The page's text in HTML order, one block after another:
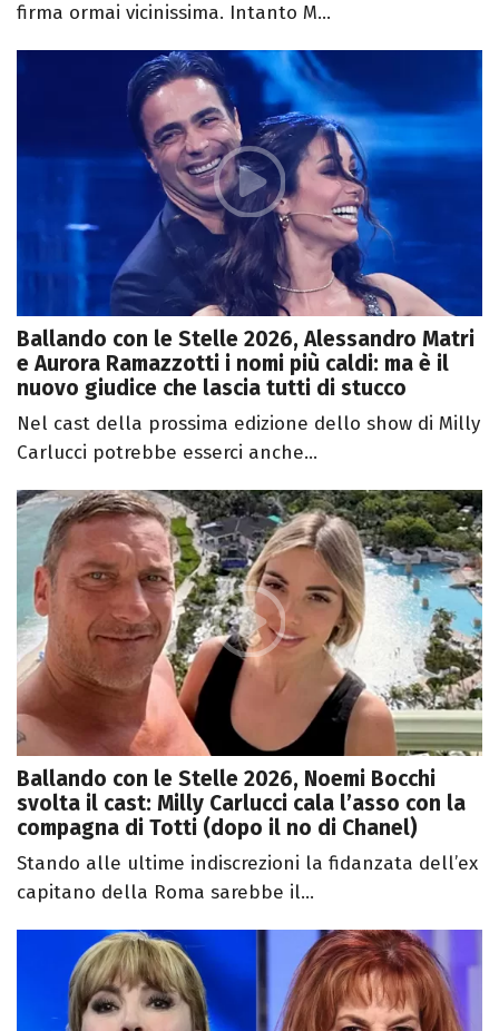
firma ormai vicinissima. Intanto M...
Ballando con le Stelle 2026, Alessandro Matri
e Aurora Ramazzotti i nomi più caldi: ma è il
nuovo giudice che lascia tutti di stucco
Nel cast della prossima edizione dello show di Milly
Carlucci potrebbe esserci anche...
Ballando con le Stelle 2026, Noemi Bocchi
svolta il cast: Milly Carlucci cala l’asso con la
compagna di Totti (dopo il no di Chanel)
Stando alle ultime indiscrezioni la fidanzata dell’ex
capitano della Roma sarebbe il...